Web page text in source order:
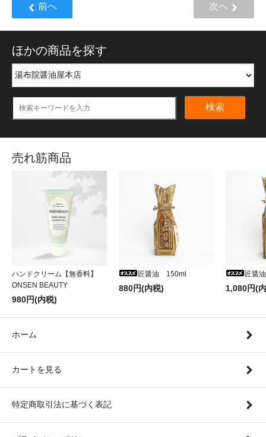
前へ 次へ
ほかの商品を探す
検索
売れ筋商品
ハンドクリーム【無香料】
ONSEN BEAUTY
980円(内税)
匠醤油 150ml
880円(内税)
匠醤
1,080円(
ホーム
カートを見る
特定商取引法に基づく表記